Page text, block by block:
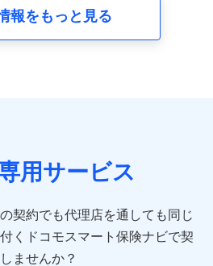
営業情報の提供業務、契約締結手
報
ラウド並びに法人向けASPサー
わせ情報
報をもっと見る
用サービス
契約でも代理店を通しても同じ
くドコモスマート保険ナビで契
ませんか？